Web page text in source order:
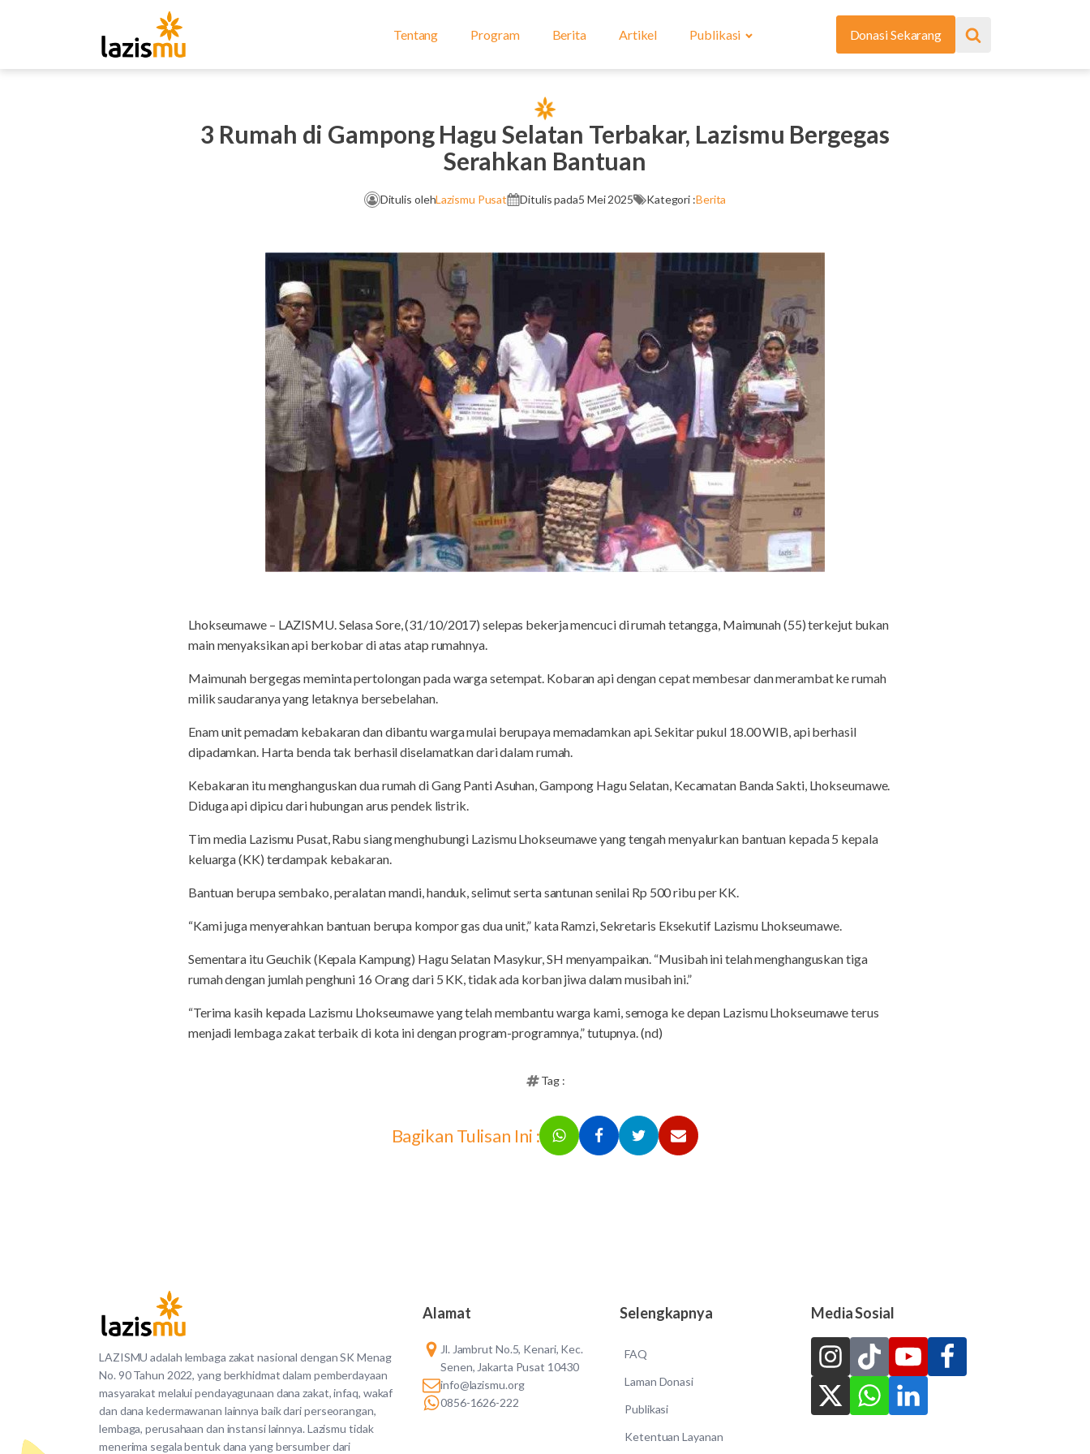
Tentang Program Berita Artikel Publikasi Donasi Sekarang
3 Rumah di Gampong Hagu Selatan Terbakar, Lazismu Bergegas
Serahkan Bantuan
Ditulis olehLazismu Pusat Ditulis pada5 Mei 2025 Kategori :Berita
Lhokseumawe – LAZISMU. Selasa Sore, (31/10/2017) selepas bekerja mencuci di rumah tetangga, Maimunah (55) terkejut bukan
main menyaksikan api berkobar di atas atap rumahnya.
Maimunah bergegas meminta pertolongan pada warga setempat. Kobaran api dengan cepat membesar dan merambat ke rumah
milik saudaranya yang letaknya bersebelahan.
Enam unit pemadam kebakaran dan dibantu warga mulai berupaya memadamkan api. Sekitar pukul 18.00 WIB, api berhasil
dipadamkan. Harta benda tak berhasil diselamatkan dari dalam rumah.
Kebakaran itu menghanguskan dua rumah di Gang Panti Asuhan, Gampong Hagu Selatan, Kecamatan Banda Sakti, Lhokseumawe.
Diduga api dipicu dari hubungan arus pendek listrik.
Tim media Lazismu Pusat, Rabu siang menghubungi Lazismu Lhokseumawe yang tengah menyalurkan bantuan kepada 5 kepala
keluarga (KK) terdampak kebakaran.
Bantuan berupa sembako, peralatan mandi, handuk, selimut serta santunan senilai Rp 500 ribu per KK.
“Kami juga menyerahkan bantuan berupa kompor gas dua unit,” kata Ramzi, Sekretaris Eksekutif Lazismu Lhokseumawe.
Sementara itu Geuchik (Kepala Kampung) Hagu Selatan Masykur, SH menyampaikan. “Musibah ini telah menghanguskan tiga
rumah dengan jumlah penghuni 16 Orang dari 5 KK, tidak ada korban jiwa dalam musibah ini.”
“Terima kasih kepada Lazismu Lhokseumawe yang telah membantu warga kami, semoga ke depan Lazismu Lhokseumawe terus
menjadi lembaga zakat terbaik di kota ini dengan program-programnya,” tutupnya. (nd)
Tag :
Bagikan Tulisan Ini :
LAZISMU adalah lembaga zakat nasional dengan SK Menag
No. 90 Tahun 2022, yang berkhidmat dalam pemberdayaan
masyarakat melalui pendayagunaan dana zakat, infaq, wakaf
dan dana kedermawanan lainnya baik dari perseorangan,
lembaga, perusahaan dan instansi lainnya. Lazismu tidak
menerima segala bentuk dana yang bersumber dari
Alamat
Jl. Jambrut No.5, Kenari, Kec.
Senen, Jakarta Pusat 10430
info@lazismu.org
0856-1626-222
Selengkapnya
FAQ
Laman Donasi
Publikasi
Ketentuan Layanan
Media Sosial